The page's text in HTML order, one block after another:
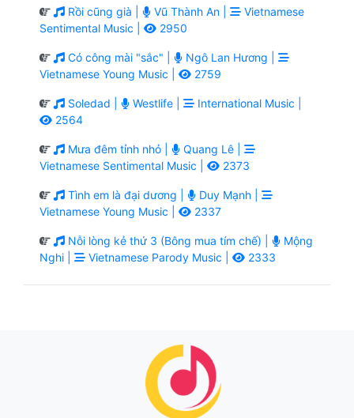
Rồi cũng già | Vũ Thành An |
Vietnamese
Sentimental Music |
2950
Có công mài "sắc" |
Ngô Lan Hương |
Vietnamese Young Music |
2759
Soledad | Westlife |
International Music |
2564
Mưa đêm tỉnh nhỏ |
Quang Lê |
Vietnamese Sentimental Music |
2373
Tình em là đại dương |
Duy Mạnh |
Vietnamese Young Music |
2337
Nỗi lòng kẻ thứ 3 (Bông mua tím chế) |
Mộng
Nghi |
Vietnamese Parody Music | 2333